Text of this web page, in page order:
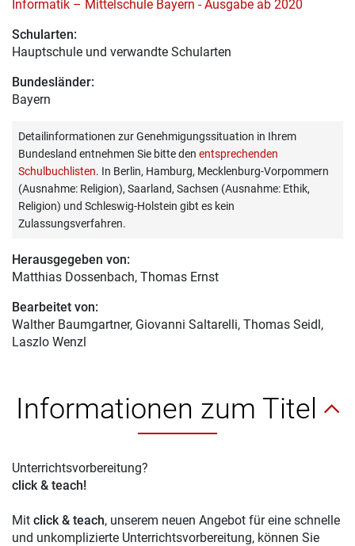
Informatik – Mittelschule Bayern - Ausgabe ab 2020
Schularten:
Hauptschule und verwandte Schularten
Bundesländer:
Bayern
Detailinformationen zur Genehmigungssituation in Ihrem
Bundesland entnehmen Sie bitte den entsprechenden
Schulbuchlisten. In Berlin, Hamburg, Mecklenburg-Vorpommern
(Ausnahme: Religion), Saarland, Sachsen (Ausnahme: Ethik,
Religion) und Schleswig-Holstein gibt es kein
Zulassungsverfahren.
Herausgegeben von:
Matthias Dossenbach, Thomas Ernst
Bearbeitet von:
Walther Baumgartner, Giovanni Saltarelli, Thomas Seidl,
Laszlo Wenzl
Informationen zum Titel
Unterrichtsvorbereitung?
click & teach!
Mit click & teach, unserem neuen Angebot für eine schnelle
und unkomplizierte Unterrichtsvorbereitung, können Sie